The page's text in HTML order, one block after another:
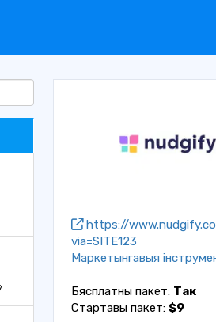
https://
via=SITE123
Маркетынгавыя
Бясплатны пакет: Так
Стартавы пакет: $9